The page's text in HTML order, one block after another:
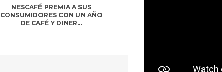
NESCAFÉ PREMIA A SUS
CONSUMIDORES CON UN AÑO
DE CAFÉ Y DINER...